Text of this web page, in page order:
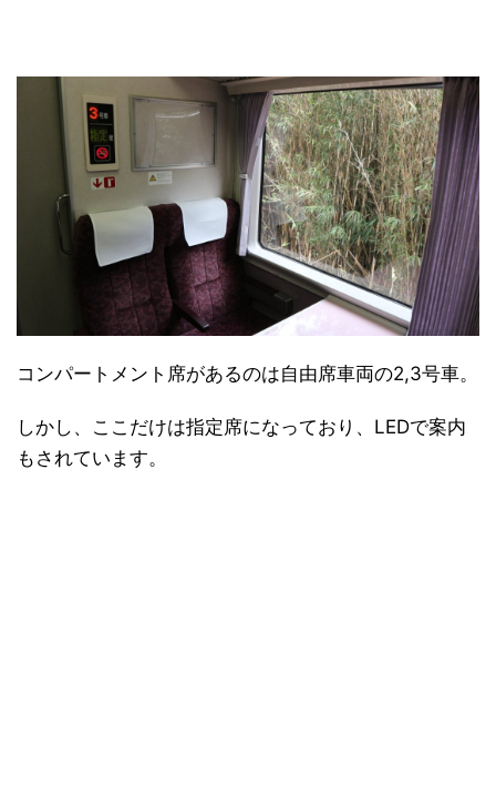
コンパートメント席があるのは自由席車両の2,3号車。
しかし、ここだけは指定席になっており、LEDで案内
もされています。